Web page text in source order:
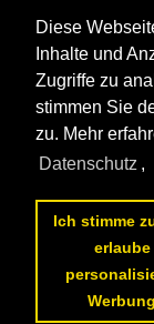
Diese
Inhalte und
Zugriffe zu
stimmen Sie
zu. Mehr
Datenschutz ,
Ich stimme
erlaube
Werbung